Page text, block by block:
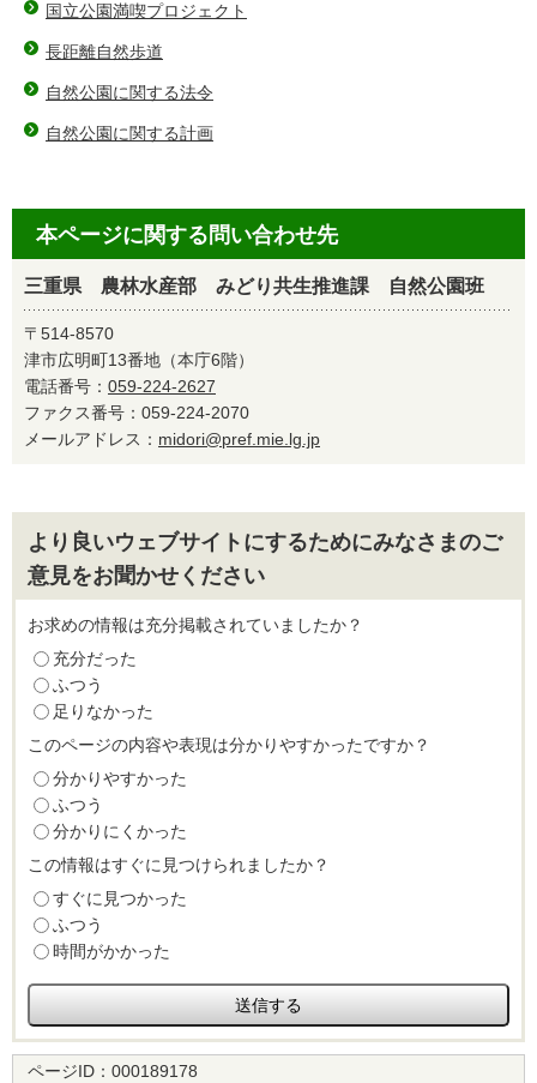
国立公園満喫プロジェクト
長距離自然歩道
自然公園に関する法令
自然公園に関する計画
本ページに関する問い合わせ先
三重県 農林水産部 みどり共生推進課 自然公園班
〒514-8570
津市広明町13番地（本庁6階）
電話番号： 059-224-2627
ファクス番号：059-224-2070
メールアドレス： midori@pref.mie.lg.jp
より良いウェブサイトにするためにみなさまのご
意見をお聞かせください
お求めの情報は充分掲載されていましたか？
充分だった
ふつう
足りなかった
このページの内容や表現は分かりやすかったですか？
分かりやすかった
ふつう
分かりにくかった
この情報はすぐに見つけられましたか？
すぐに見つかった
ふつう
時間がかかった
ページID： 000189178